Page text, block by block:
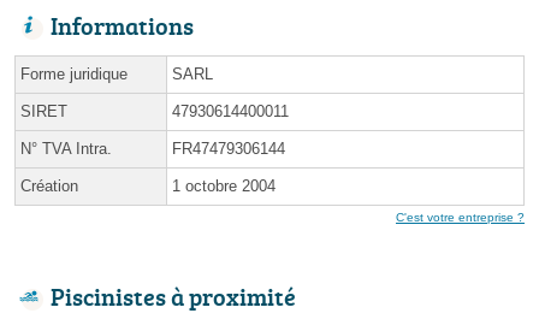
Informations
Forme juridique SARL
SIRET 47930614400011
N° TVA Intra. FR47479306144
Création 1 octobre 2004
C'est votre entreprise ?
Piscinistes à proximité